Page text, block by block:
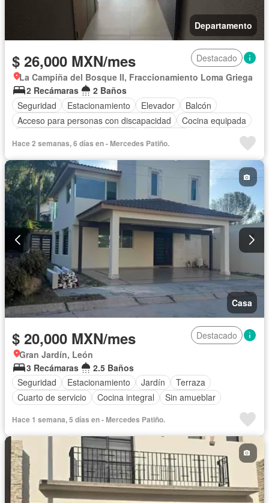
Departamento
$ 26,000 MXN/mes
Destacado
La Campiña del Bosque II, Fraccionamiento Loma Griega
2 Recámaras
2 Baños
Seguridad
Estacionamiento Elevador
Balcón
Acceso para personas con discapacidad
Cocina equipada
Completamente amueblado
Hace 2 semanas, 6 días en - Mercedes Patiño.
Casa
$ 20,000 MXN/mes
Destacado
Gran Jardín, León
3 Recámaras
2.5 Baños
Seguridad
Estacionamiento Jardín
Terraza
Cuarto de servicio
Cocina integral Sin amueblar
Hace 1 semana, 5 días en - Mercedes Patiño.